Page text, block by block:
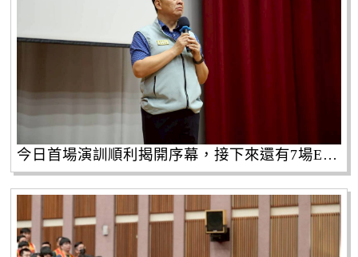
今日首場演訓順利揭開序幕，接下來還有7場EMT-1演訓將陸續登場，市府將持續深耕備役人力培訓，全面提升新北市的災害防救量能。